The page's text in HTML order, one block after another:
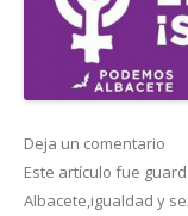
Deja un comentario
Este artículo fue
Albacete igualdad y